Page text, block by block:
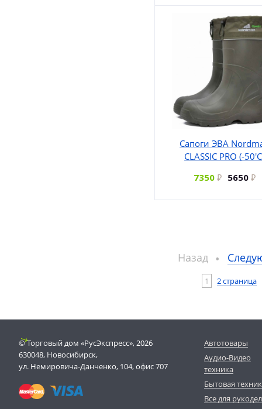
Сапоги ЭВА
CLASSIC PRO (-
7350
5650
Назад
1 2 страница
© Торговый дом «РусЭкспресс», 2026
630048, Новосибирск,
ул. Немировича-Данченко, 104, офис 707
Автотовары
Аудио-Видео
техника
Бытовая
Все для